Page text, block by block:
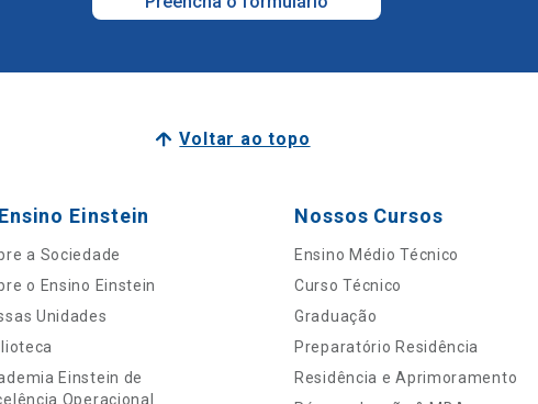
Voltar ao topo
Einstein
a Sociedade
o Ensino Einstein
Unidades
Einstein de
Operacional
Nossos Cursos
Ensino Médio Técnico
Curso Técnico
Graduação
Preparatório Residência
Residência e Aprimoramento